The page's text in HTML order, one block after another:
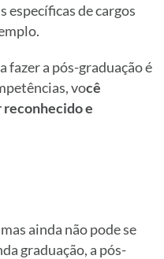
específicas de cargos
fazer a pós-graduação é
você
reconhecido e
ainda não pode se
graduação, a pós-